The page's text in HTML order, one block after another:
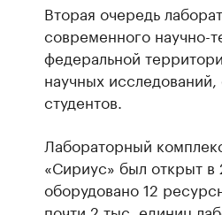
Вторая очередь
современного научно-
федеральной
научных
студентов.
Лабораторный
«Сириус» был открыт
оборудовано 12